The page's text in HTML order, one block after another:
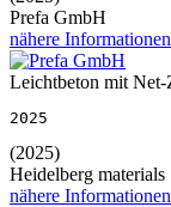
Prefa GmbH
nähere Informationen
Leichtbeton mit Net-
2025
(2025)
Heidelberg materials
nähere Informationen